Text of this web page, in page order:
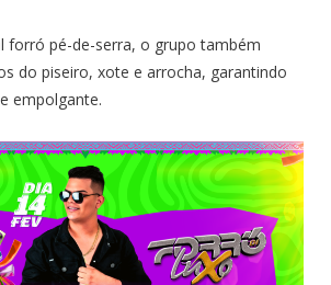
forró pé-de-serra, o grupo também
do piseiro, xote e arrocha, garantindo
empolgante.